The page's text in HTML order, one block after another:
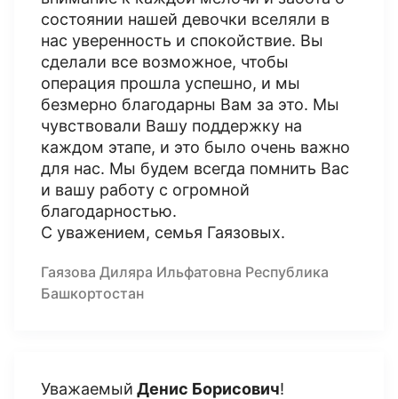
состоянии нашей девочки вселяли в
нас уверенность и спокойствие. Вы
сделали все возможное, чтобы
операция прошла успешно, и мы
безмерно благодарны Вам за это. Мы
чувствовали Вашу поддержку на
каждом этапе, и это было очень важно
для нас. Мы будем всегда помнить Вас
и вашу работу с огромной
благодарностью.
С уважением, семья Гаязовых.
Гаязова Диляра Ильфатовна Республика
Башкортостан
Уважаемый Денис Борисович!